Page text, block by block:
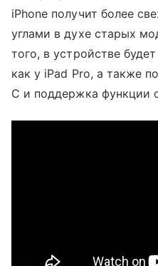
iPhone получит более
углами в духе старых
того, в устройстве
как у iPad Pro, а также
C и поддержка функции